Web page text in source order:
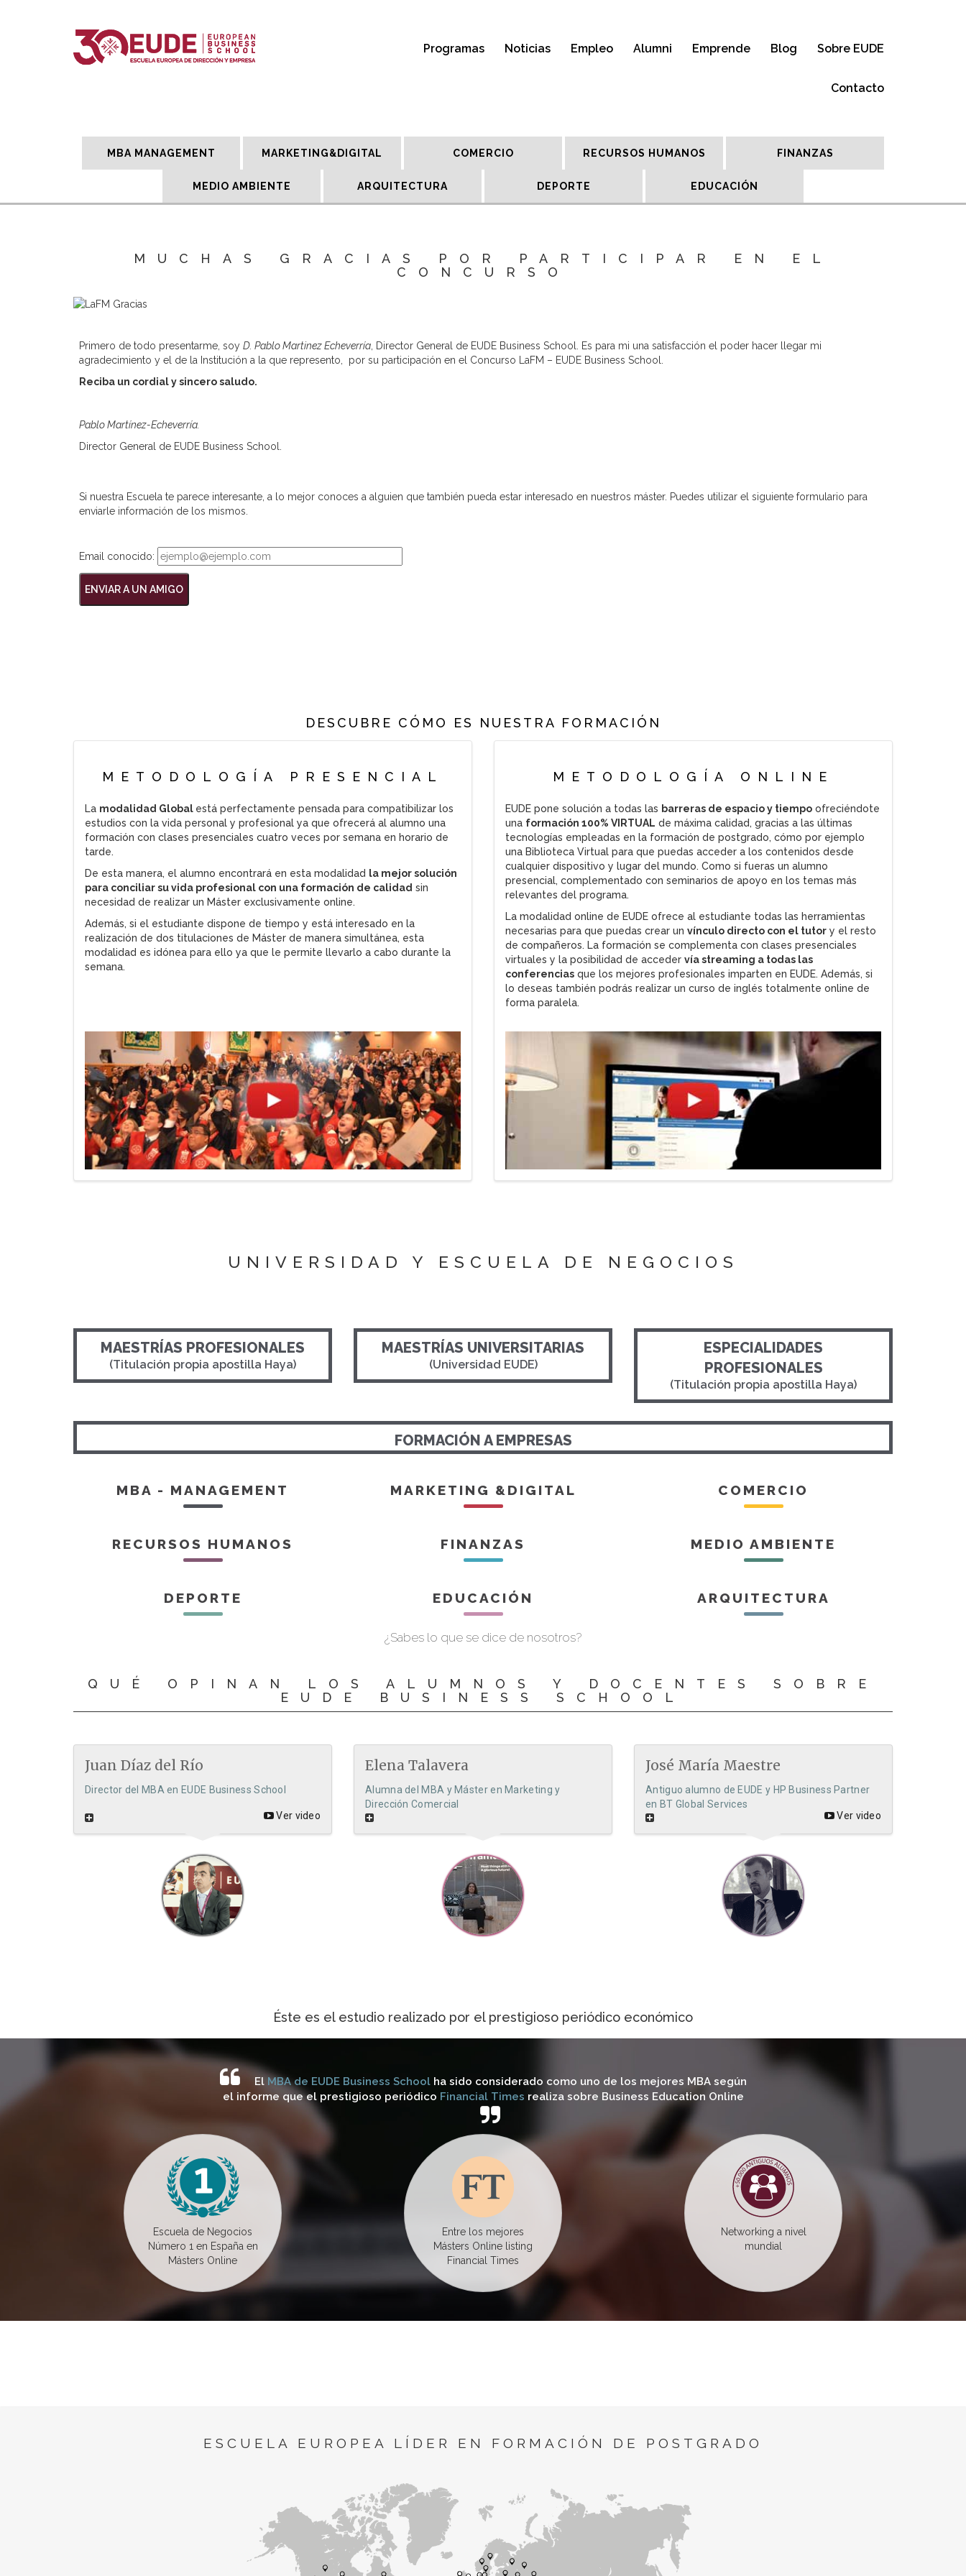
Programas Noticias Empleo Alumni Emprende Blog Sobre EUDE
Contacto
MBA MANAGEMENT MARKETING&DIGITAL COMERCIO RECURSOS HUMANOS FINANZAS
MEDIO AMBIENTE ARQUITECTURA DEPORTE EDUCACIÓN
MUCHAS GRACIAS POR PARTICIPAR EN EL
CONCURSO
Primero de todo presentarme, soy D. Pablo Martinez Echeverría , Director General de EUDE Business School. Es para mi una satisfacción el poder hacer llegar mi
agradecimiento y el de la Institución a la que represento, por su participación en el Concurso LaFM – EUDE Business School.
Reciba un cordial y sincero saludo.
Pablo Martínez-Echeverría.
Director General de EUDE Business School.
Si nuestra Escuela te parece interesante, a lo mejor conoces a alguien que también pueda estar interesado en nuestros máster. Puedes utilizar el siguiente formulario para
enviarle información de los mismos.
Email conocido:
DESCUBRE CÓMO ES NUESTRA FORMACIÓN
METODOLOGÍA PRESENCIAL
La modalidad Global está perfectamente pensada para compatibilizar los
estudios con la vida personal y profesional ya que ofrecerá al alumno una
formación con clases presenciales cuatro veces por semana en horario de
tarde.
De esta manera, el alumno encontrará en esta modalidad la mejor solución
para conciliar su vida profesional con una formación de calidad sin
necesidad de realizar un Máster exclusivamente online.
Además, si el estudiante dispone de tiempo y está interesado en la
realización de dos titulaciones de Máster de manera simultánea, esta
modalidad es idónea para ello ya que le permite llevarlo a cabo durante la
semana.
METODOLOGÍA ONLINE
EUDE pone solución a todas las barreras de espacio y tiempo ofreciéndote
una formación 100% VIRTUAL de máxima calidad, gracias a las últimas
tecnologías empleadas en la formación de postgrado, cómo por ejemplo
una Biblioteca Virtual para que puedas acceder a los contenidos desde
cualquier dispositivo y lugar del mundo. Como si fueras un alumno
presencial, complementado con seminarios de apoyo en los temas más
relevantes del programa.
La modalidad online de EUDE ofrece al estudiante todas las herramientas
necesarias para que puedas crear un vínculo directo con el tutor y el resto
de compañeros. La formación se complementa con clases presenciales
virtuales y la posibilidad de acceder vía streaming a todas las
conferencias que los mejores profesionales imparten en EUDE. Además, si
lo deseas también podrás realizar un curso de inglés totalmente online de
forma paralela.
UNIVERSIDAD Y ESCUELA DE NEGOCIOS
MAESTRÍAS PROFESIONALES
(Titulación propia apostilla Haya)
MAESTRÍAS UNIVERSITARIAS
(Universidad EUDE)
ESPECIALIDADES
PROFESIONALES
(Titulación propia apostilla Haya)
FORMACIÓN A EMPRESAS
MBA - MANAGEMENT MARKETING &DIGITAL COMERCIO
RECURSOS HUMANOS FINANZAS MEDIO AMBIENTE
DEPORTE EDUCACIÓN ARQUITECTURA
¿Sabes lo que se dice de nosotros?
QUÉ OPINAN LOS ALUMNOS Y DOCENTES SOBRE
EUDE BUSINESS SCHOOL
Juan Díaz del Río
Director del MBA en EUDE Business School
Ver video
Elena Talavera
Alumna del MBA y Máster en Marketing y
Dirección Comercial
José María Maestre
Antiguo alumno de EUDE y HP Business Partner
en BT Global Services
Ver video
Éste es el estudio realizado por el prestigioso periódico económico
El MBA de EUDE Business Schoolha sido considerado como uno de los mejores MBA según
el informe que el prestigioso periódico Financial Times realiza sobre Business Education Online
Escuela de Negocios
Número 1 en España en
Másters Online
Entre los mejores
Másters Online listing
Financial Times
Networking a nivel
mundial
ESCUELA EUROPEA LÍDER EN FORMACIÓN DE POSTGRADO